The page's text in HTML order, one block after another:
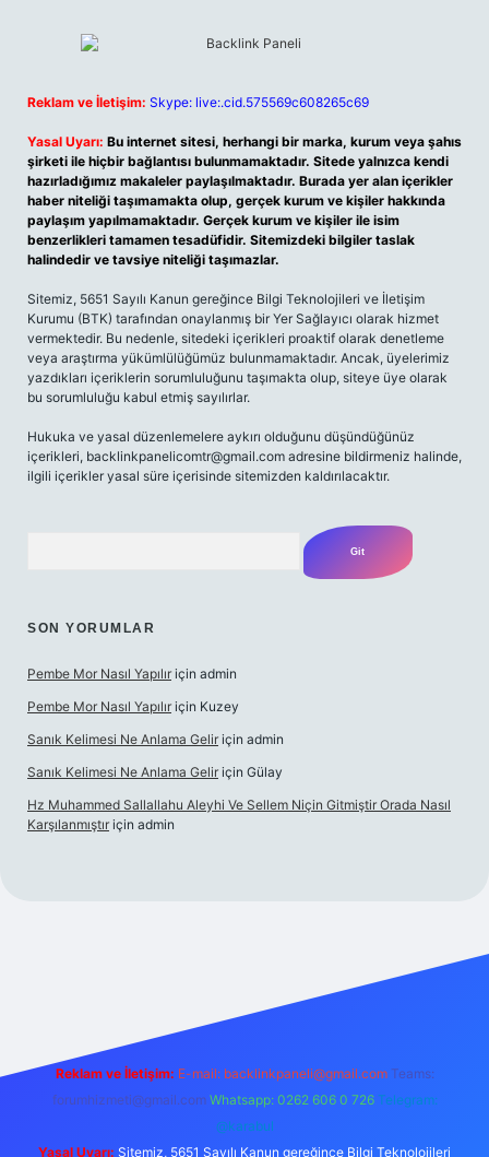
Reklam ve İletişim: Skype: live:.cid.575569c608265c69
Yasal Uyarı: Bu internet sitesi, herhangi bir marka, kurum veya şahıs
şirketi ile hiçbir bağlantısı bulunmamaktadır. Sitede yalnızca kendi
hazırladığımız makaleler paylaşılmaktadır. Burada yer alan içerikler
haber niteliği taşımamakta olup, gerçek kurum ve kişiler hakkında
paylaşım yapılmamaktadır. Gerçek kurum ve kişiler ile isim
benzerlikleri tamamen tesadüfidir. Sitemizdeki bilgiler taslak
halindedir ve tavsiye niteliği taşımazlar.
Sitemiz, 5651 Sayılı Kanun gereğince Bilgi Teknolojileri ve İletişim
Kurumu (BTK) tarafından onaylanmış bir Yer Sağlayıcı olarak hizmet
vermektedir. Bu nedenle, sitedeki içerikleri proaktif olarak denetleme
veya araştırma yükümlülüğümüz bulunmamaktadır. Ancak, üyelerimiz
yazdıkları içeriklerin sorumluluğunu taşımakta olup, siteye üye olarak
bu sorumluluğu kabul etmiş sayılırlar.
Hukuka ve yasal düzenlemelere aykırı olduğunu düşündüğünüz
içerikleri, backlinkpanelicomtr@gmail.com adresine bildirmeniz halinde,
ilgili içerikler yasal süre içerisinde sitemizden kaldırılacaktır.
SON YORUMLAR
Pembe Mor Nasıl Yapılır için admin
Pembe Mor Nasıl Yapılır için Kuzey
Sanık Kelimesi Ne Anlama Gelir için admin
Sanık Kelimesi Ne Anlama Gelir için Gülay
Hz Muhammed Sallallahu Aleyhi Ve Sellem Niçin Gitmiştir Orada Nasıl
Karşılanmıştır için admin
Reklam ve İletişim: E-mail: backlinkpaneli@gmail.com Teams:
forumhizmeti@gmail.com Whatsapp: 0262 606 0 726 Telegram:
@karabul
Yasal Uyarı: Sitemiz, 5651 Sayılı Kanun gereğince Bilgi Teknolojileri